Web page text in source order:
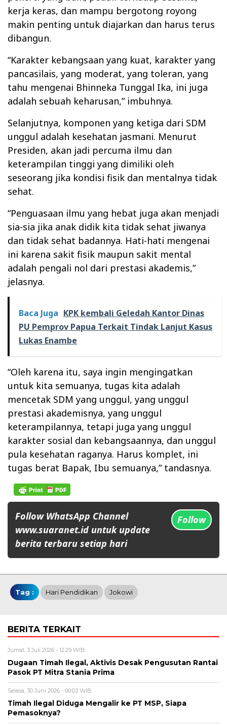
kerja keras, dan mampu bergotong royong
makin penting untuk diajarkan dan harus terus
dibangun.
“Karakter kebangsaan yang kuat, karakter yang
pancasilais, yang moderat, yang toleran, yang
tahu mengenai Bhinneka Tunggal Ika, ini juga
adalah sebuah keharusan,” imbuhnya.
Selanjutnya, komponen yang ketiga dari SDM
unggul adalah kesehatan jasmani. Menurut
Presiden, akan jadi percuma ilmu dan
keterampilan tinggi yang dimiliki oleh
seseorang jika kondisi fisik dan mentalnya tidak
sehat.
“Penguasaan ilmu yang hebat juga akan menjadi
sia-sia jika anak didik kita tidak sehat jiwanya
dan tidak sehat badannya. Hati-hati mengenai
ini karena sakit fisik maupun sakit mental
adalah pengali nol dari prestasi akademis,”
jelasnya.
Baca Juga KPK kembali Geledah Kantor Dinas
PU Pemprov Papua Terkait Tindak Lanjut Kasus
Lukas Enambe
“Oleh karena itu, saya ingin mengingatkan
untuk kita semuanya, tugas kita adalah
mencetak SDM yang unggul, yang unggul
prestasi akademisnya, yang unggul
keterampilannya, tetapi juga yang unggul
karakter sosial dan kebangsaannya, dan unggul
pula kesehatan raganya. Harus komplet, ini
tugas berat Bapak, Ibu semuanya,” tandasnya.
Follow WhatsApp Channel
www.suaranet.id untuk update
berita terbaru setiap hari
Follow
Tag : Hari Pendidikan Jokowi
BERITA TERKAIT
Jumat, 3 Juli 2026 - 12:29 WIB
Dugaan Timah Ilegal, Aktivis Desak Pengusutan Rantai
Pasok PT Mitra Stania Prima
Selasa, 30 Juni 2026 - 00:03 WIB
Timah Ilegal Diduga Mengalir ke PT MSP, Siapa
Pemasoknya?